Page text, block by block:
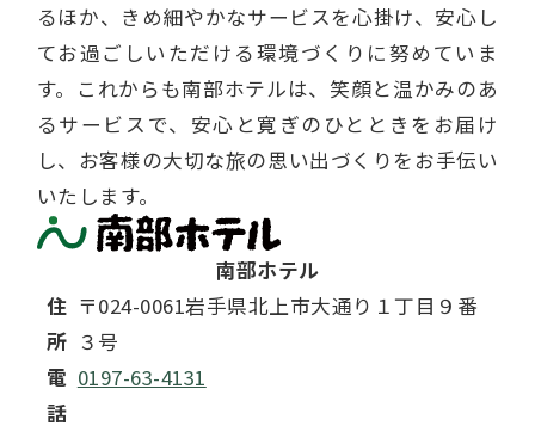
るほか、きめ細やかなサービスを心掛け、安心し
てお過ごしいただける環境づくりに努めていま
す。これからも南部ホテルは、笑顔と温かみのあ
るサービスで、安心と寛ぎのひとときをお届け
し、お客様の大切な旅の思い出づくりをお手伝い
いたします。
南部ホテル
住
所
〒024-0061岩手県北上市大通り１丁目９番
３号
電
話
0197-63-4131